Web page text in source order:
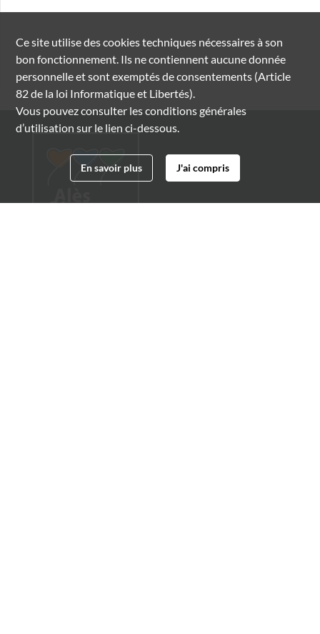
Ce site utilise descookiestechniques nécessaires à son
bon fonctionnement. Ils ne contiennent aucune donnée
personnelle et sont exemptés de consentements (Article
82 de la loi Informatique et Libertés).
Vous pouvez consulter les conditions générales
d’utilisation sur le lien ci-dessous.
En savoir plus J'ai compris